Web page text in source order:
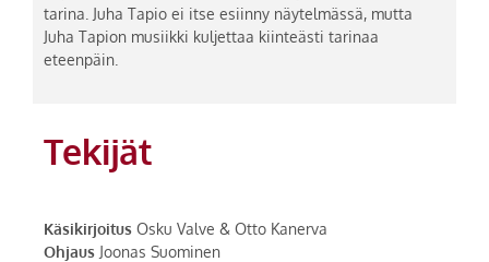
tarina. Juha Tapio ei itse esiinny näytelmässä, mutta
Juha Tapion musiikki kuljettaa kiinteästi tarinaa
eteenpäin.
Tekijät
Käsikirjoitus Osku Valve & Otto Kanerva
Ohjaus Joonas Suominen